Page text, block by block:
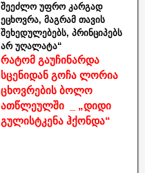
შეეძლო უფრო კარგად
ეცხოვრა, მაგრამ თავის
შეხედულებებს, პრინციპებს
არ უღალატა“
რატომ გაუჩინარდა
სცენიდან გოჩა ლორია
ცხოვრების ბოლო
ათწლეულში _ „დიდი
გულისტკენა ჰქონდა“